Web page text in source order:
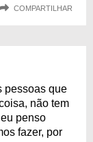
COMPARTILHAR
pessoas que
não tem
penso
fazer, por